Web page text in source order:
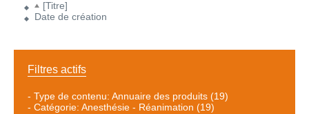
[Titre]
Date de création
Filtres actifs
- Type de contenu: Annuaire des produits (19)
- Catégorie: Anesthésie - Réanimation (19)